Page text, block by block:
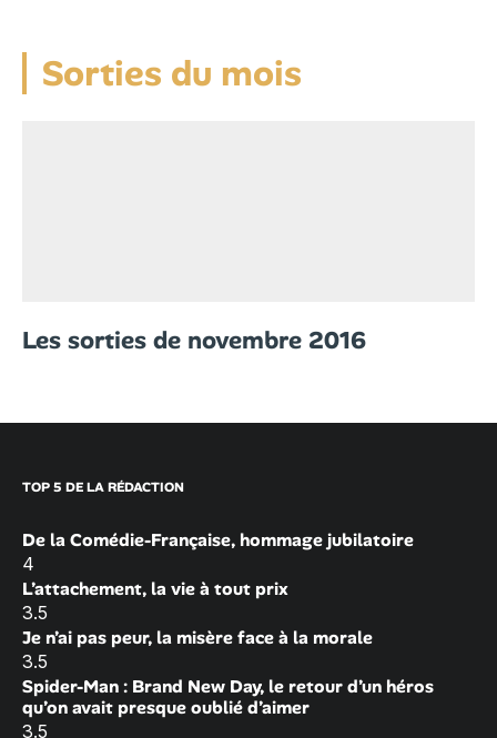
Sorties du mois
Les sorties de novembre 2016
TOP 5 DE LA RÉDACTION
De la Comédie-Française, hommage jubilatoire
4
L’attachement, la vie à tout prix
3.5
Je n’ai pas peur, la misère face à la morale
3.5
Spider-Man : Brand New Day, le retour d’un héros
qu’on avait presque oublié d’aimer
3.5